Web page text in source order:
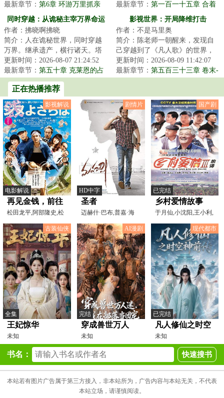
炉防身，你不...
最新章节： 第6章 环游万里抓亲
爹，西湖搜神斩鲤鱼（单更）
少侠骗得，貌美...
最新章节： 第一百一十五章 合着
是这么个杂糅了多重所知世界的
鬼地方
同时穿越：从诡秘主宰万界命运
作者：拂晓啊拂晓
简介：人在诡秘世界，同时穿越
万界。继承遗产，横行诸天。塔
罗会，他是愚者最信赖的挚友。
坐忘道，他是红...
更新时间：2026-08-07 21:24:52
最新章节： 第五十章 克莱恩的占
卜
影视世界：开局降维打击
作者：不是马里奥
简介：陈老师一朝醒来，发现自
己穿越到了《凡人歌》的世界，
并绑定了一件名为“降维打击”的神
器。第一个...
更新时间：2026-08-09 11:42:07
最新章节： 第五百三十三章 卷末-
正在热播推荐
影视解说
电影解说
再见金钱，前往
贫困村[电影解
说]
松田龙平,阿部隆史,松
隆子,二阶堂富美,片桐
剧情片
HD中字
圣者
迈赫什·巴布,普嘉·海
婅,Allari,Naresh,Ra
国产剧
已完结
乡村爱情故事
于月仙,小沈阳,王小利,
刘小光,赵本山,刘流,
古装仙侠
全集
王妃惊华
未知
AI漫剧
完结
穿成兽世万人
迷，我在部落当
团宠
未知
现代都市
已完结
凡人修仙之时空
神前传
未知
书名：
本站若有图片广告属于第三方接入，非本站所为，广告内容与本站无关，不代表
本站立场，请谨慎阅读。